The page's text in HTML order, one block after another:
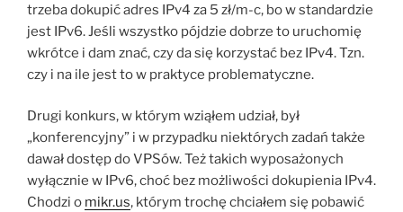
trzeba dokupić adres IPv4 za 5 zł/m-c, bo w standardzie
jest IPv6. Jeśli wszystko pójdzie dobrze to uruchomię
wkrótce i dam znać, czy da się korzystać bez IPv4. Tzn.
czy i na ile jest to w praktyce problematyczne.
Drugi konkurs, w którym wziąłem udział, był
„konferencyjny” i w przypadku niektórych zadań także
dawał dostęp do VPSów. Też takich wyposażonych
wyłącznie w IPv6, choć bez możliwości dokupienia IPv4.
Chodzi o mikr.us, którym trochę chciałem się pobawić